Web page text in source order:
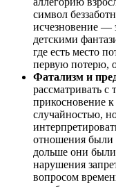
символ
исчезновение —
детскими
где есть место
первую потерю,
Фатализм и
рассматривать с
прикосновение
случайностью,
отношения были
дольше они
нарушения
вопросом